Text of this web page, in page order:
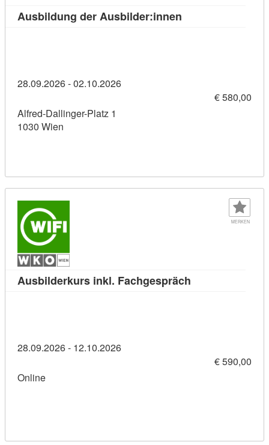
Ausbildung der Ausbilder:innen
28.09.2026 - 02.10.2026
€ 580,00
Alfred-Dallinger-Platz 1
1030 Wien
MERKEN
Ausbilderkurs inkl. Fachgespräch
28.09.2026 - 12.10.2026
€ 590,00
Online